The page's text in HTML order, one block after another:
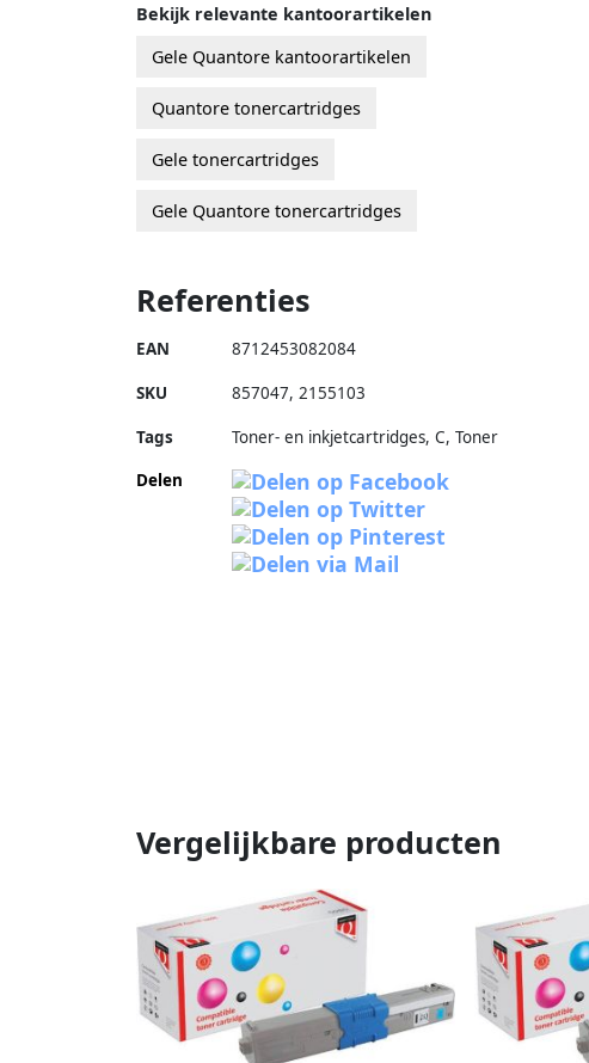
Bekijk relevante kantoorartikelen
Gele Quantore kantoorartikelen
Quantore tonercartridges
Gele tonercartridges
Gele Quantore tonercartridges
Referenties
EAN 8712453082084
SKU 857047, 2155103
Tags
Toner- en inkjetcartridges, C, Toner
Delen
Vergelijkbare producten